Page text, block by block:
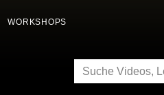
WORKSHOPS
SUCHE